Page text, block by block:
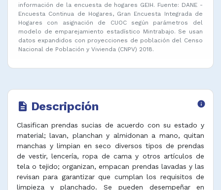
información de la encuesta de hogares GEIH. Fuente: DANE -
Encuesta Continua de Hogares, Gran Encuesta Integrada de
Hogares con asignación de CUOC según parámetros del
modelo de emparejamiento estadístico Mintrabajo. Se usan
datos expandidos con proyecciones de población del Censo
Nacional de Población y Vivienda (CNPV) 2018.
description Descripción info
Clasifican prendas sucias de acuerdo con su estado y
material; lavan, planchan y almidonan a mano, quitan
manchas y limpian en seco diversos tipos de prendas
de vestir, lencería, ropa de cama y otros artículos de
tela o tejido; organizan, empacan prendas lavadas y las
revisan para garantizar que cumplan los requisitos de
limpieza y planchado. Se pueden desempeñar en